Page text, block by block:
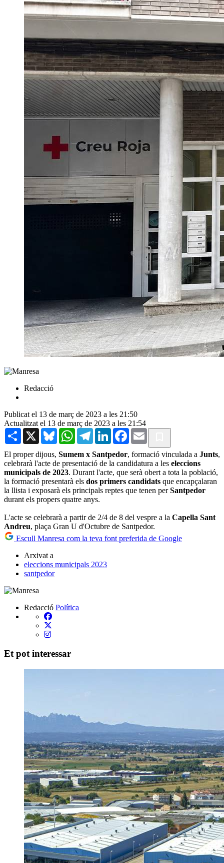
Redacció
Publicat el 13 de març de 2023 a les 21:50
Actualitzat el 13 de març de 2023 a les 21:54
Share X BlueskyWhatsAppTelegramLinkedInFacebook
Email
El proper dijous, Sumem x Santpedor, formació vinculada a Junts,
celebrarà l'acte de presentació de la candidatura a les eleccions
municipals de 2023. Durant l'acte, que serà obert a tota la població,
la formació presentarà els dos primers candidats que encapçalaran
la llista i exposarà els principals reptes que tenen perSantpedor
durant els propers quatre anys.
L'acte se celebrarà a partir de 2/4 de 8 del vespre a la Capella Sant
Andreu, plaça Gran U d'Octubre de Santpedor.
Escull Manresa com la teva font preferida de Google
Arxivat a
eleccions municipals 2023
santpedor
Redacció Política
Et pot interessar